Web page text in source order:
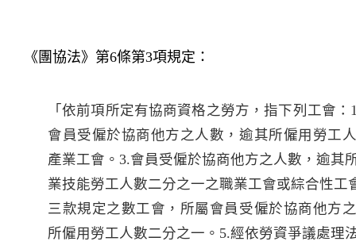
《團協法》第6條第3項規定：
「依前項所定有協商資格之勞方，指下列工會：
會員受僱於協商他方之人數，逾其所僱用勞工
產業工會。3.會員受僱於協商他方之人數，逾其
業技能勞工人數二分之一之職業工會或綜合性工
三款規定之數工會，所屬會員受僱於協商他方
所僱用勞工人數二分之一。5.經依勞資爭議處理